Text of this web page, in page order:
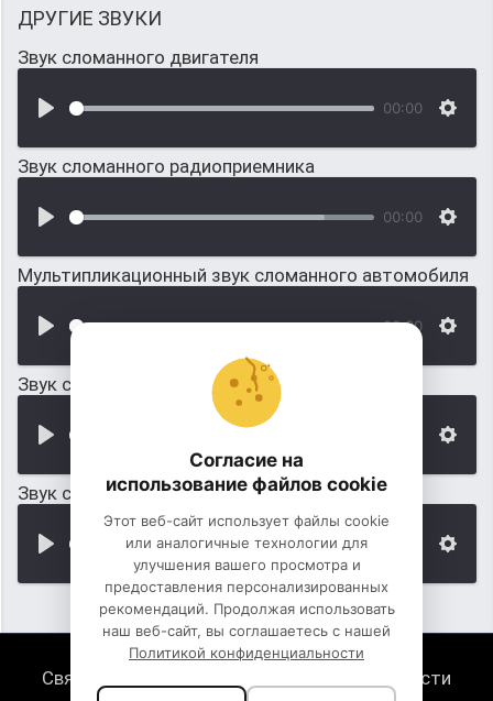
ДРУГИЕ ЗВУКИ
Звук сломанного двигателя
00:00
Звук сломанного радиоприемника
00:00
Мультипликационный звук сломанного автомобиля
00:00
Звук свистка электрички
Звук свистка поезда
Связь с нами
Политика конфиденциальности
Согласие на
использование файлов cookie
Этот веб-сайт использует файлы cookie
или аналогичные технологии для
улучшения вашего просмотра и
предоставления персонализированных
рекомендаций. Продолжая использовать
наш веб-сайт, вы соглашаетесь с нашей
Политикой конфиденциальности